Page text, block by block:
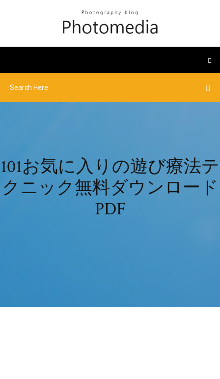
101お気に入りの遊び療法テ
クニック無料ダウンロード
PDF